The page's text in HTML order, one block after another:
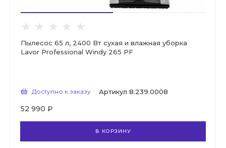
Пылесос 65 л, 2400 Вт сухая и влажная уборка
Lavor Professional Windy 265 PF
Доступно к заказу Артикул 8.239.0008
52 990 ₽
В КОРЗИНУ